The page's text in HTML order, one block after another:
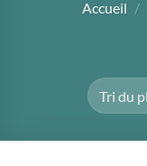
Accueil /